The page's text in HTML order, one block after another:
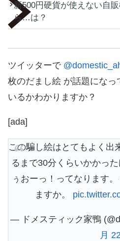
新500円硬貨が使えない自
ら…は？
ツイッターで
枚のだまし絵 が話題になっ
いるかわかりますか？
[ada]
この騙し絵はとてもよく出
るまで30分くらいかかった
ぅおーっ！ってなります
ますか。
— ドメスティック家鴨
月